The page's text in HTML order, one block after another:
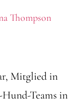
Thompson
Mitglied in
Hund-Teams in